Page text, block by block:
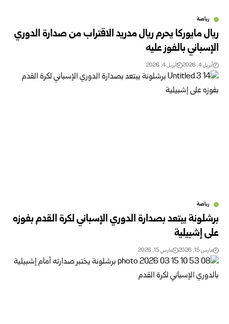
رياضة
ريال مايوركا يحرم ريال مدريد الاقتراب من صدارة الدوري
الإسباني بالفوز عليه
أبريل 4, 2026 أبريل 4, 2026
رياضة
برشلونة يبتعد بصدارة الدوري الإسباني لكرة القدم بفوزه
على إشبيلية
مارس 15, 2026 مارس 15, 2026